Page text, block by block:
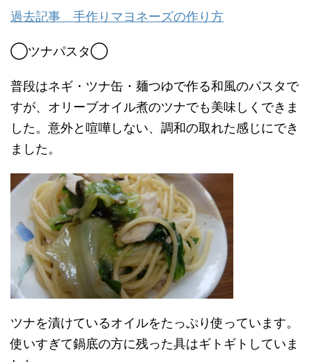
過去記事 手作りマヨネーズの作り方
◯ツナパスタ◯
普段はネギ・ツナ缶・麺つゆで作る和風のパスタで
すが、オリーブオイル煮のツナでも美味しくできま
した。意外と喧嘩しない、調和の取れた感じにでき
ました。
ツナを漬けているオイルをたっぷり使っています。
使いすぎて鍋底の方に残った具はギトギトしていま